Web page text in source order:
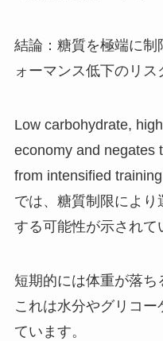
結論：糖質を極端に制
ォーマンス低下のリス
Low carbohydrate,
economy and negates
from intensified training
では、糖質制限によ
する可能性が示されて
短期的には体重が落ち
これは水分やグリコ
ています。